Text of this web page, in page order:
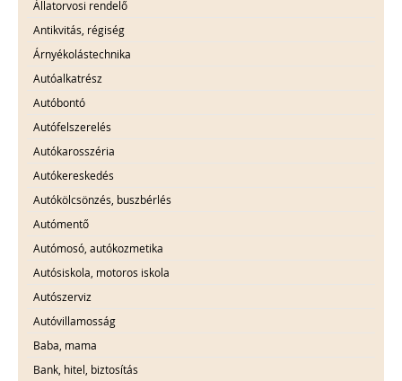
Állatorvosi rendelő
Antikvitás, régiség
Árnyékolástechnika
Autóalkatrész
Autóbontó
Autófelszerelés
Autókarosszéria
Autókereskedés
Autókölcsönzés, buszbérlés
Autómentő
Autómosó, autókozmetika
Autósiskola, motoros iskola
Autószerviz
Autóvillamosság
Baba, mama
Bank, hitel, biztosítás